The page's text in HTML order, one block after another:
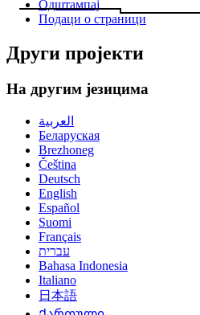
Одштампај
Подаци о страници
Други пројекти
На другим језицима
العربية
Беларуская
Brezhoneg
Čeština
Deutsch
English
Español
Suomi
Français
עברית
Bahasa Indonesia
Italiano
日本語